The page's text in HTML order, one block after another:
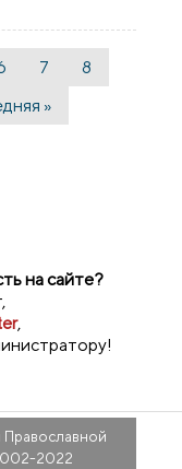
годовщине
7
8
»
на сайте?
,
Православной
2022